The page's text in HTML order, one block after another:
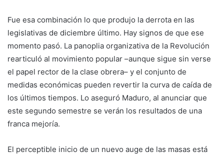
Fue esa combinación lo que produjo la derrota en las
legislativas de diciembre último. Hay signos de que ese
momento pasó. La panoplia organizativa de la Revolución
rearticuló al movimiento popular –aunque sigue sin verse
el papel rector de la clase obrera– y el conjunto de
medidas económicas pueden revertir la curva de caída de
los últimos tiempos. Lo aseguró Maduro, al anunciar que
este segundo semestre se verán los resultados de una
franca mejoría.
El perceptible inicio de un nuevo auge de las masas está